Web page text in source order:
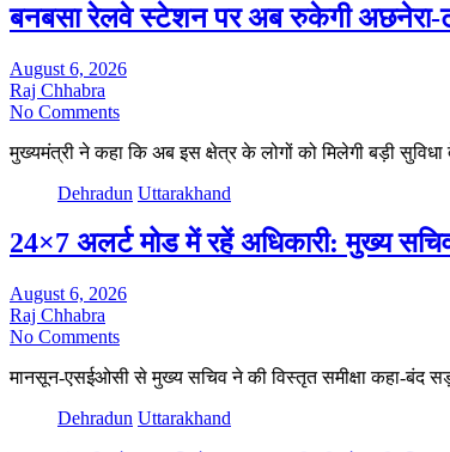
बनबसा रेलवे स्टेशन पर अब रुकेगी अछनेरा-
August 6, 2026
Raj Chhabra
No Comments
मुख्यमंत्री ने कहा कि अब इस क्षेत्र के लोगों को मिलेगी बड़ी
Dehradun Uttarakhand
24×7 अलर्ट मोड में रहें अधिकारी: मुख्य
August 6, 2026
Raj Chhabra
No Comments
मानसून-एसईओसी से मुख्य सचिव ने की विस्तृत समीक्षा कहा-बंद
Dehradun Uttarakhand